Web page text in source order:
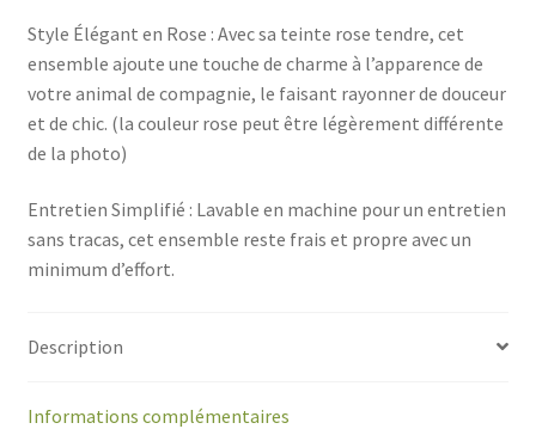
Style Élégant en Rose : Avec sa teinte rose tendre, cet
ensemble ajoute une touche de charme à l’apparence de
votre animal de compagnie, le faisant rayonner de douceur
et de chic. (la couleur rose peut être légèrement différente
de la photo)
Entretien Simplifié : Lavable en machine pour un entretien
sans tracas, cet ensemble reste frais et propre avec un
minimum d’effort.
Description
Informations complémentaires